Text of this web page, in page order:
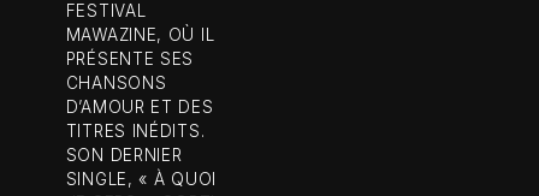
FESTIVAL
MAWAZINE, OÙ IL
PRÉSENTE SES
CHANSONS
D’AMOUR ET DES
TITRES INÉDITS.
SON DERNIER
SINGLE, « À QUOI